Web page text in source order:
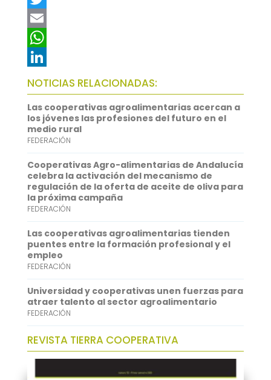
a
c
e
b
o
o
k
T
w
t
t
e
r
E
m
a
i
l
W
h
a
t
s
A
p
p
L
i
n
k
e
d
I
n
NOTICIAS RELACIONADAS:
Las cooperativas agroalimentarias acercan a
los jóvenes las profesiones del futuro en el
medio rural
FEDERACIÓN
Cooperativas Agro-alimentarias de Andalucía
celebra la activación del mecanismo de
regulación de la oferta de aceite de oliva para
la próxima campaña
FEDERACIÓN
Las cooperativas agroalimentarias tienden
puentes entre la formación profesional y el
empleo
FEDERACIÓN
Universidad y cooperativas unen fuerzas para
atraer talento al sector agroalimentario
FEDERACIÓN
REVISTA TIERRA COOPERATIVA